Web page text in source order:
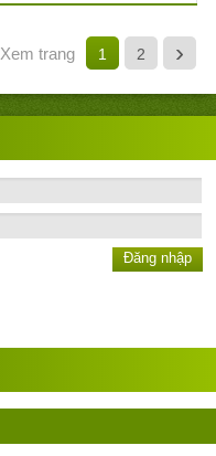
1 2 ›
Xem trang
Đăng nhập